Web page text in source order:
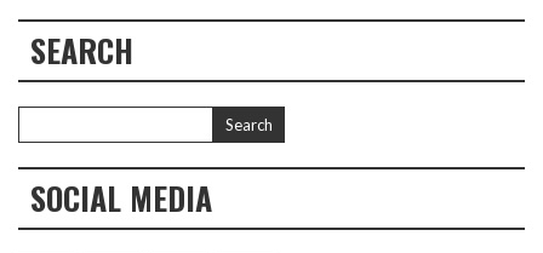
SEARCH
SOCIAL MEDIA